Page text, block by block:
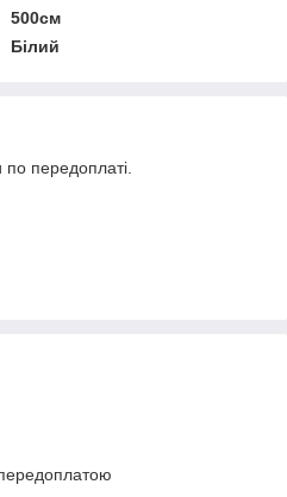
500см
Білий
по передоплаті.